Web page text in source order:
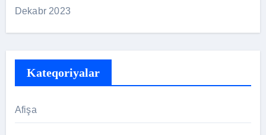
Dekabr 2023
Kateqoriyalar
Afişa